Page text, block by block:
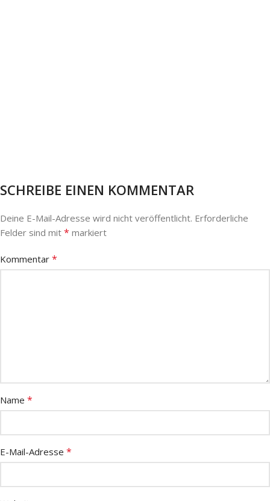
SCHREIBE EINEN KOMMENTAR
Deine E-Mail-Adresse wird nicht veröffentlicht. Erforderliche
Felder sind mit * markiert
Kommentar *
Name *
E-Mail-Adresse *